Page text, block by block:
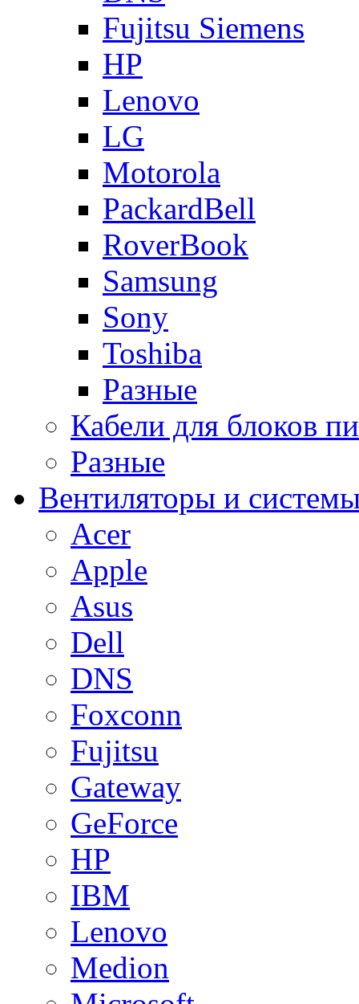
Fujitsu Siemens
HP
Lenovo
LG
Motorola
PackardBell
RoverBook
Samsung
Sony
Toshiba
Разные
Кабели для блоков
Разные
Вентиляторы и
Acer
Apple
Asus
Dell
DNS
Foxconn
Fujitsu
Gateway
GeForce
HP
IBM
Lenovo
Medion